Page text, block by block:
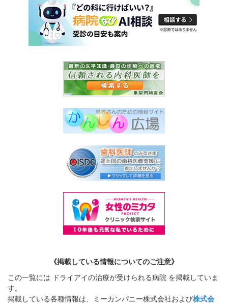
《掲載している情報についてのご注意》
この一覧には ドライアイの治療が受けられる病院 を掲載していま
す。
掲載している各種情報は、ミーカンパニー株式会社および株式会